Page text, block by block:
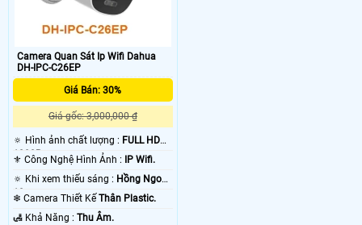
Camera Quan Sát Ip Wifi Dahua
DH-IPC-C26EP
Giá Bán: 30%
Giá gốc: 3,000,000 ₫
🔅 Hình ảnh chất lượng : FULL HD
1080P .
⚜️ Công Nghệ Hình Ảnh :
IP Wifi.
🔅 Khi xem thiếu sáng : Hồng Ngoại
10m .❄ Camera Thiết Kế Thân Plastic.
️🛃 Khả Năng : Thu Âm.